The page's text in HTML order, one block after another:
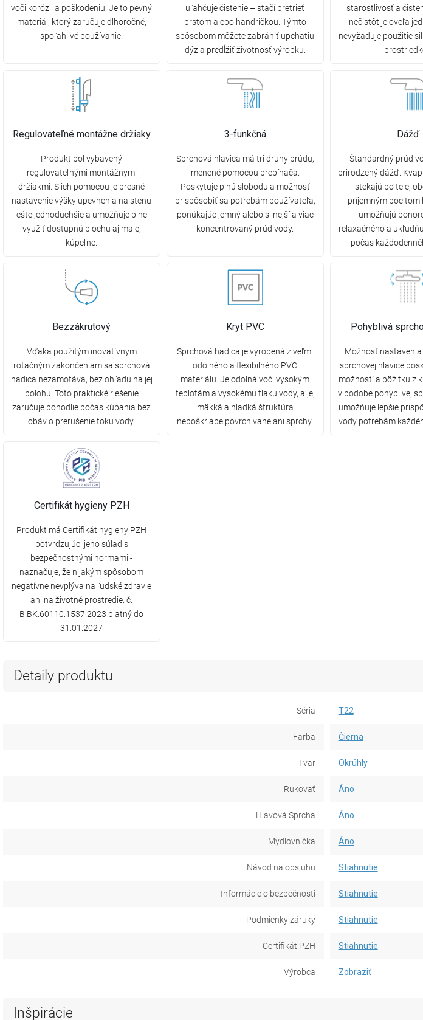
voči korózii a poškodeniu. Je to pevný
materiál, ktorý zaručuje dlhoročné,
spoľahlivé používanie.
uľahčuje čistenie – stačí pretrieť
prstom alebo handričkou. Týmto
spôsobom môžete zabrániť upchatiu
dýz a predĺžiť životnosť výrobku.
starostlivosť a
nečistôt je oveľa
nevyžaduje použitie
Regulovateľné montážne držiaky
Produkt bol vybavený
regulovateľnými montážnymi
držiakmi. S ich pomocou je presné
nastavenie výšky upevnenia na stenu
ešte jednoduchšie a umožňuje plne
využiť dostupnú plochu aj malej
kúpeľne.
3-funkčná
Sprchová hlavica má tri druhy prúdu,
menené pomocou prepínača.
Poskytuje plnú slobodu a možnosť
prispôsobiť sa potrebám používateľa,
ponúkajúc jemný alebo silnejší a viac
koncentrovaný prúd vody.
Dážď
Štandardný prúd
prirodzený dážď.
stekajú po tele,
príjemným pocitom
umožňujú
relaxačného a
počas
Bezzákrutový
Vďaka použitým inovatívnym
rotačným zakončeniam sa sprchová
hadica nezamotáva, bez ohľadu na jej
polohu. Toto praktické riešenie
zaručuje pohodlie počas kúpania bez
obáv o prerušenie toku vody.
Kryt PVC
Sprchová hadica je vyrobená z veľmi
odolného a flexibilného PVC
materiálu. Je odolná voči vysokým
teplotám a vysokému tlaku vody, a jej
mäkká a hladká štruktúra
nepoškriabe povrch vane ani sprchy.
Pohyblivá
Možnosť
sprchovej hlavice
možností a pôžitku z
v podobe pohyblivej
umožňuje lepšie
vody potrebám
Certifikát hygieny PZH
Produkt má Certifikát hygieny PZH
potvrdzujúci jeho súlad s
bezpečnostnými normami -
naznačuje, že nijakým spôsobom
negatívne nevplýva na ľudské zdravie
ani na životné prostredie. č.
B.BK.60110.1537.2023 platný do
31.01.2027
Detaily produktu
Séria T22
Farba Čierna
Tvar Okrúhly
Rukoväť Áno
Hlavová Sprcha Áno
Mydlovnička Áno
Návod na obsluhu Stiahnutie
Informácie o bezpečnosti Stiahnutie
Podmienky záruky Stiahnutie
Certifikát PZH Stiahnutie
Výrobca Zobraziť
Inšpirácie